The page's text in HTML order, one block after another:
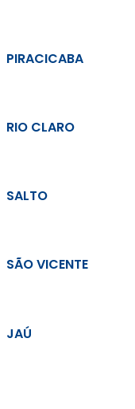
PIRACICABA
RIO CLARO
SALTO
SÃO VICENTE
JAÚ